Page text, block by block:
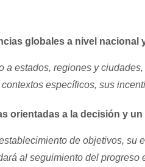
globales a nivel
a estados, regiones y
específicos, sus
orientadas a la decisión y
de objetivos, su
al seguimiento del